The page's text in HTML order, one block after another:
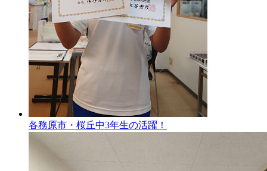
各務原市・桜丘中3年生の活躍！